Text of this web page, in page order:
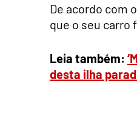
De acordo com o
que o seu carro
Leia também:
desta ilha